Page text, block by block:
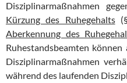
Disziplinarmaßnahmen
Kürzung des Ruhegehalts
Aberkennung des
Ruhestandsbeamten
Disziplinarmaßnahmen
während des laufenden